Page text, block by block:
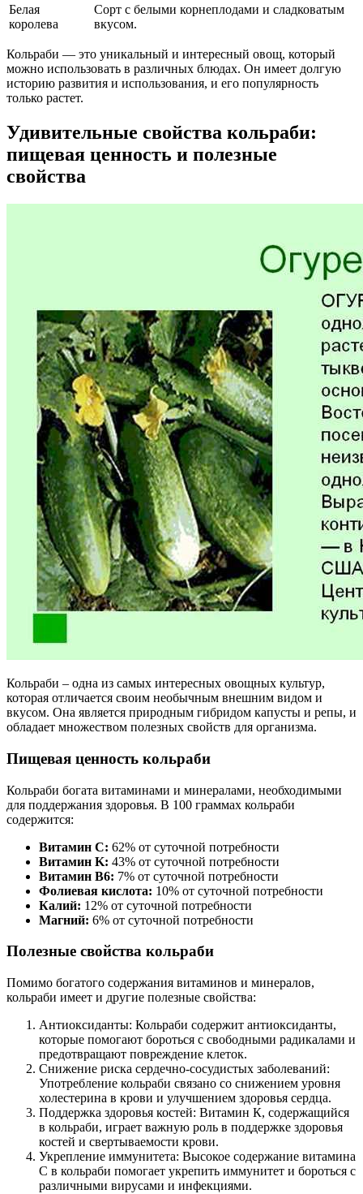
Белая
королева
Сорт с белыми корнеплодами и сладковатым
вкусом.
Кольраби — это уникальный и интересный овощ, который
можно использовать в различных блюдах. Он имеет долгую
историю развития и использования, и его популярность
только растет.
Удивительные свойства кольраби:
пищевая ценность и полезные
свойства
Кольраби – одна из самых интересных овощных культур,
которая отличается своим необычным внешним видом и
вкусом. Она является природным гибридом капусты и репы, и
обладает множеством полезных свойств для организма.
Пищевая ценность кольраби
Кольраби богата витаминами и минералами, необходимыми
для поддержания здоровья. В 100 граммах кольраби
содержится:
Витамин C: 62% от суточной потребности
Витамин K: 43% от суточной потребности
Витамин B6: 7% от суточной потребности
Фолиевая кислота: 10% от суточной потребности
Калий: 12% от суточной потребности
Магний: 6% от суточной потребности
Полезные свойства кольраби
Помимо богатого содержания витаминов и минералов,
кольраби имеет и другие полезные свойства:
Антиоксиданты: Кольраби содержит антиоксиданты,
которые помогают бороться с свободными радикалами и
предотвращают повреждение клеток.
Снижение риска сердечно-сосудистых заболеваний:
Употребление кольраби связано со снижением уровня
холестерина в крови и улучшением здоровья сердца.
Поддержка здоровья костей: Витамин К, содержащийся
в кольраби, играет важную роль в поддержке здоровья
костей и свертываемости крови.
Укрепление иммунитета: Высокое содержание витамина
C в кольраби помогает укрепить иммунитет и бороться с
различными вирусами и инфекциями.